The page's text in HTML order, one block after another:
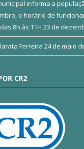
informa a
o horário de
8h às 11H 23 de
Ferreira 24 de maio
CR2